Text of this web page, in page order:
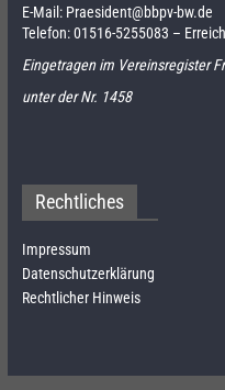
E-Mail: Praesident@bbpv-bw.de
Telefon:01516-5255083 –
Eingetragen im Vereinsregister
unter der Nr. 1458
Rechtliches
Impressum
Datenschutzerklärung
Rechtlicher Hinweis